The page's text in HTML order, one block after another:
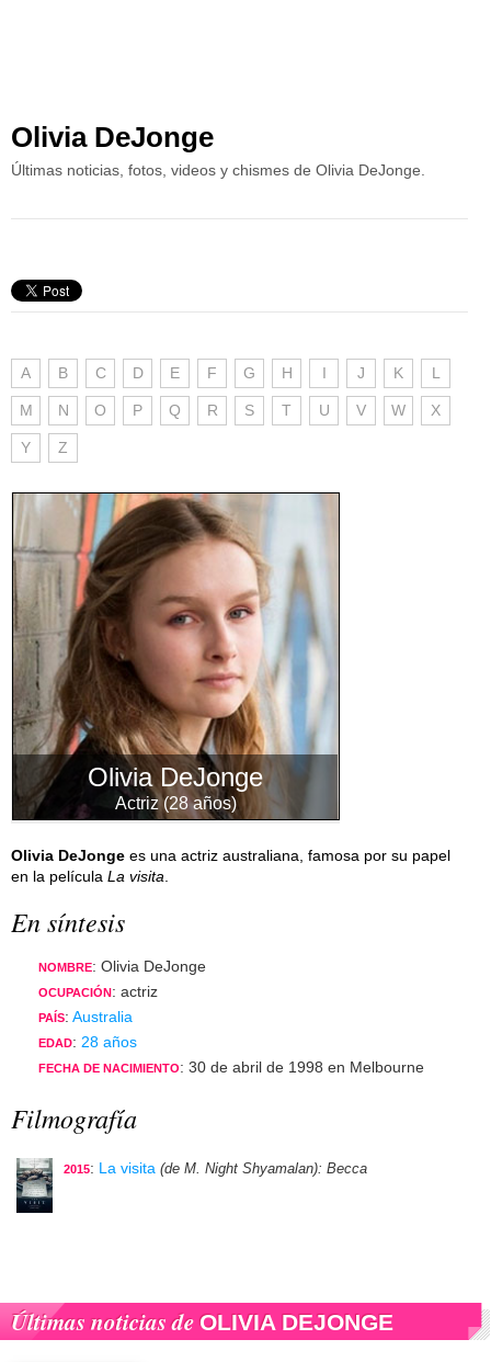
Olivia DeJonge
Últimas noticias, fotos, videos y chismes de Olivia DeJonge.
A B C D E F G H I J K L
M N O P Q R S T U V W X
Y Z
Olivia DeJonge
Actriz (28 años)
Olivia DeJonge es una actriz australiana, famosa por su papel
en la película La visita
En síntesis
NOMBRE: Olivia DeJonge
OCUPACIÓN : actriz
PAÍS: Australia
EDAD: 28 años
FECHA DE NACIMIENTO: 30 de abril de 1998 en Melbourne
Filmografía
2015: La visita (de M. Night Shyamalan): Becca
Últimas noticias de OLIVIA DEJONGE